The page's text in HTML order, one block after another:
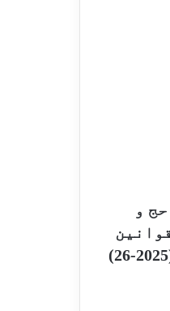
و
برائے 1447ھ (2025-26)